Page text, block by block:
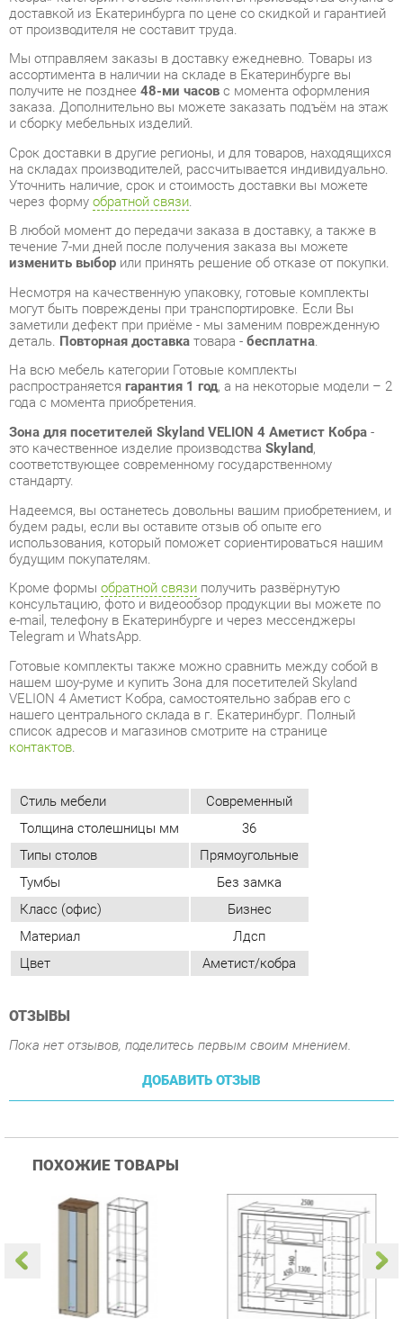
получите не позднее 48-ми часов с момента оформления
заказа. Дополнительно вы можете заказать подъём на этаж
и сборку мебельных изделий.
Срок доставки в другие регионы, и для товаров, находящихся
на складах производителей, рассчитывается индивидуально.
Уточнить наличие, срок и стоимость доставки вы можете
через формуобратной связи.
течение 7-ми дней после получения заказа вы можете
изменить выборили принять решение об отказе от покупки.
Несмотря на качественную упаковку, готовые комплекты
могут быть повреждены при транспортировке. Если Вы
заметили дефект при приёме - мы заменим поврежденную
деталь.Повторная доставкатовара -бесплатна.
На всю мебель категории Готовые комплекты
распространяетсягарантия 1 год, а на некоторые модели – 2
года с момента приобретения.
Зона для посетителей Skyland VELION 4 Аметист Кобра -
это качественное изделие производстваSkyland,
соответствующее современному государственному
стандарту.
Надеемся, вы останетесь довольны вашим приобретением, и
будем рады, если вы оставите отзыв об опыте его
использования, который поможет сориентироваться нашим
будущим покупателям.
Кроме формы
e-mail, телефону в Екатеринбурге и через мессенджеры
Telegram и WhatsApp.
Готовые комплекты также можно сравнить между собой в
VELION 4 Аметист Кобра, самостоятельно забрав его с
нашего центрального склада в г. Екатеринбург. Полный
список адресов и магазинов смотрите на странице
контактов.
Стиль мебели
Современный
Толщина столешницы мм
36
Типы столов
Прямоугольные
Класс (офис)
Бизнес
Материал
Лдсп
Цвет
Аметист/кобра
ОТЗЫВЫ
Пока нет отзывов, поделитесь первым своим мнением.
ДОБАВИТЬ ОТЗЫВ
Купить
Гостиная Стиль
Атлантида-2 Венге-дуб
26 590 ₽ Купить
Гостиная Витра
Симфония 7.10
58 490 ₽
+7 (950) 194-11-04